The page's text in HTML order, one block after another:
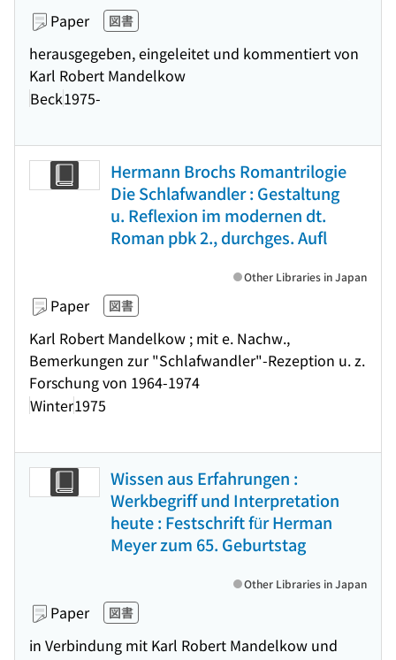
Paper 図書
herausgegeben, eingeleitet und kommentiert von
Karl Robert Mandelkow
Beck1975-
Hermann Brochs Romantrilogie
Die Schlafwandler : Gestaltung
u. Reflexion im modernen dt.
Roman pbk 2., durchges. Aufl
Paper 図書
Karl Robert Mandelkow ; mit e. Nachw.,
Bemerkungen zur "Schlafwandler"-Rezeption u. z.
Forschung von 1964-1974
Winter1975
Other Libraries in Japan
Wissen aus Erfahrungen :
Werkbegriff und Interpretation
heute : Festschrift für Herman
Meyer zum 65. Geburtstag
Paper 図書
in Verbindung mit Karl Robert Mandelkow und
Other Libraries in Japan